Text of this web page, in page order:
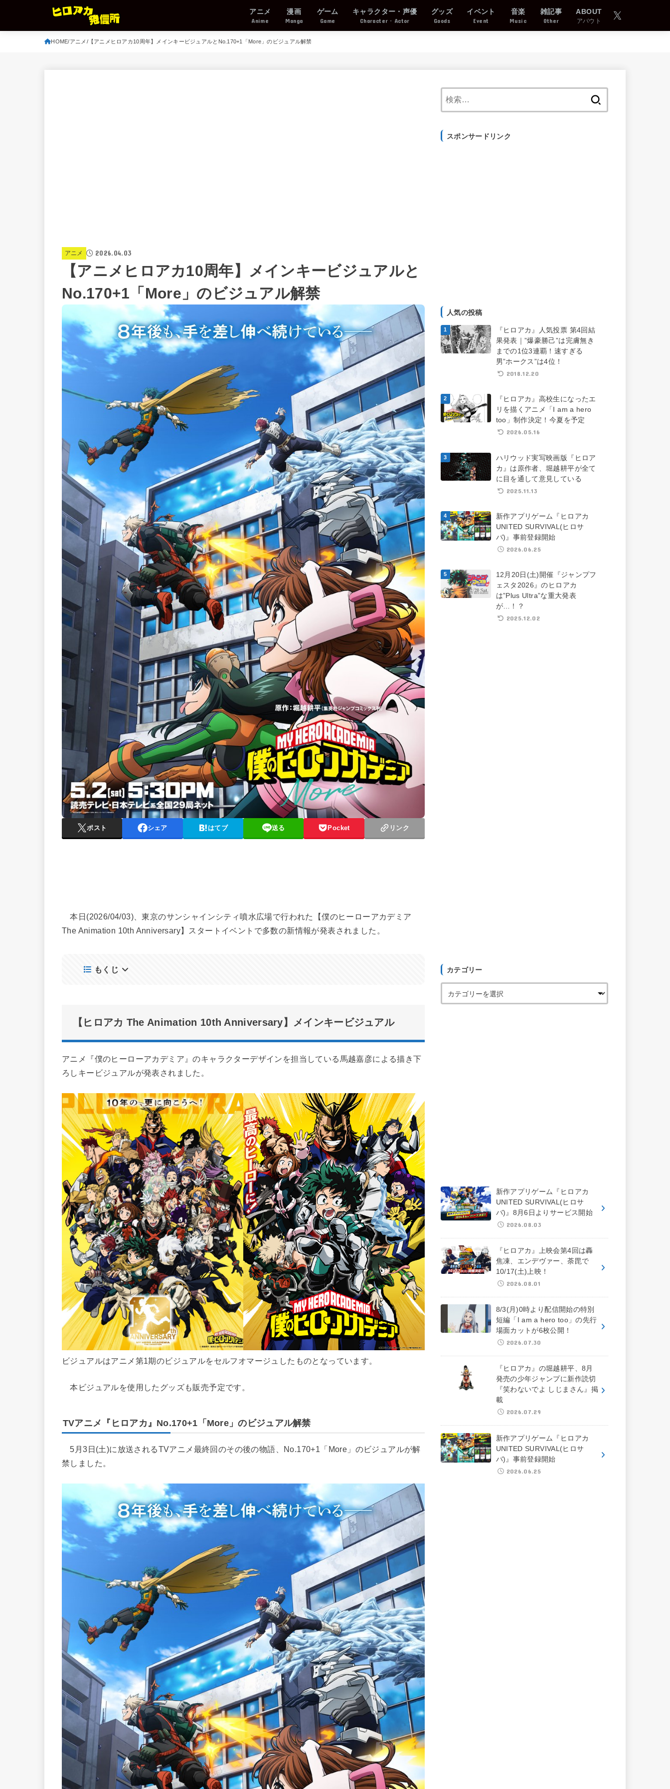
アニメ
Anime
漫画
Manga
ゲーム
Game
キャラクター・声優
Character・Actor
グッズ
Goods
イベント
Event
音楽
Music
雑記事
Other
ABOUT
アバウト
HOME アニメ 【アニメヒロアカ10周年】メインキービジュアルとNo.170+1「More」のビジュアル解禁
アニメ 2026.04.03
【アニメヒロアカ10周年】メインキービジュアルと
No.170+1「More」のビジュアル解禁
ポスト シェア はてブ 送る Pocket リンク
本日(2026/04/03)、東京のサンシャインシティ噴水広場で行われた【僕のヒーローアカデミア
The Animation 10th Anniversary】スタートイベントで多数の新情報が発表されました。
もくじ
【ヒロアカ The Animation 10th Anniversary】メインキービジュアル
アニメ『僕のヒーローアカデミア』のキャラクターデザインを担当している馬越嘉彦による描き下
ろしキービジュアルが発表されました。
ビジュアルはアニメ第1期のビジュアルをセルフオマージュしたものとなっています。
本ビジュアルを使用したグッズも販売予定です。
TVアニメ『ヒロアカ』No.170+1「More」のビジュアル解禁
5月3日(土)に放送されるTVアニメ最終回のその後の物語、No.170+1「More」のビジュアルが解
禁しました。
スポンサードリンク
人気の投稿
『ヒロアカ』人気投票 第4回結
果発表｜”爆豪勝己”は完膚無き
までの1位3連覇！速すぎる
男”ホークス”は4位！
2018.12.20
『ヒロアカ』高校生になったエ
リを描くアニメ「I am a hero
too」制作決定！今夏を予定
2026.05.16
ハリウッド実写映画版『ヒロア
カ』は原作者、堀越耕平が全て
に目を通して意見している
2025.11.13
新作アプリゲーム『ヒロアカ
UNITED SURVIVAL(ヒロサ
バ)』事前登録開始
2026.06.25
12月20日(土)開催『ジャンプフ
ェスタ2026』のヒロアカ
は”Plus Ultra”な重大発表
が…！？
2025.12.02
カテゴリー
新作アプリゲーム『ヒロアカ
UNITED SURVIVAL(ヒロサ
バ)』8月6日よりサービス開始
2026.08.03
『ヒロアカ』上映会第4回は轟
焦凍、エンデヴァー、荼毘で
10/17(土)上映！
2026.08.01
8/3(月)0時より配信開始の特別
短編「I am a hero too」の先行
場面カットが6枚公開！
2026.07.30
『ヒロアカ』の堀越耕平、8月
発売の少年ジャンプに新作読切
『笑わないでよ しじまさん』掲
載
2026.07.29
新作アプリゲーム『ヒロアカ
UNITED SURVIVAL(ヒロサ
バ)』事前登録開始
2026.06.25